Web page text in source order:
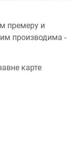
премеру и
производима -
карте